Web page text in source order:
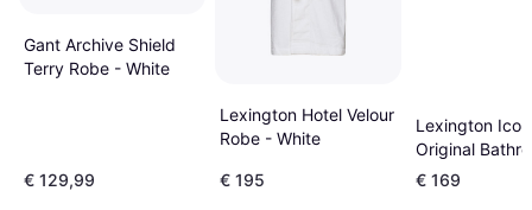
Gant Archive Shield
Terry Robe - White
€ 129,99
Lexington Hotel Velour
Robe - White
€ 195
Lexington
Original
Unisex - White
€ 169